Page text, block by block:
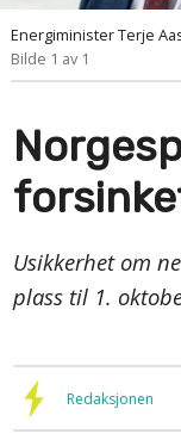
Energiminister Terje
Bilde 1 av 1
Usikkerhet om
plass til 1.
Redaksjonen